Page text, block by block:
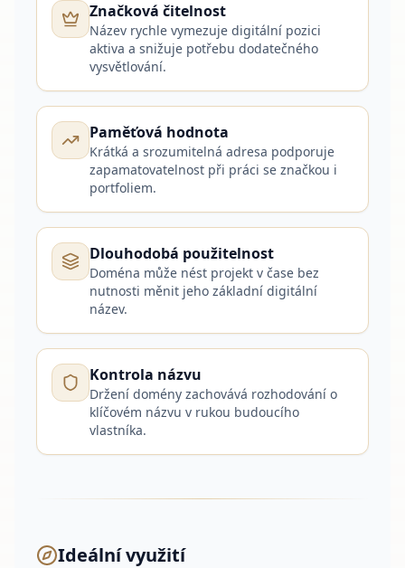
Značková čitelnost
Název rychle vymezuje digitální pozici
aktiva a snižuje potřebu dodatečného
vysvětlování.
Paměťová hodnota
Krátká a srozumitelná adresa podporuje
zapamatovatelnost při práci se značkou i
portfoliem.
Dlouhodobá použitelnost
Doména může nést projekt v čase bez
nutnosti měnit jeho základní digitální
název.
Kontrola názvu
Držení domény zachovává rozhodování o
klíčovém názvu v rukou budoucího
vlastníka.
Ideální využití